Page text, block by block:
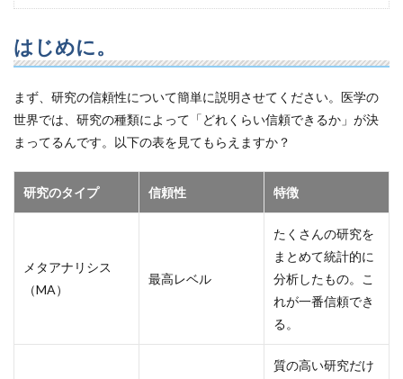
はじめに。
まず、研究の信頼性について簡単に説明させてください。医学の
世界では、研究の種類によって「どれくらい信頼できるか」が決
まってるんです。以下の表を見てもらえますか？
研究のタイプ 信頼性 特徴
メタアナリシス
（MA）
最高レベル
たくさんの研究を
まとめて統計的に
分析したもの。こ
れが一番信頼でき
る。
質の高い研究だけ